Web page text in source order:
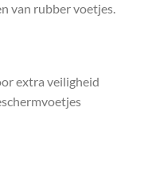
van rubber voetjes.
extra veiligheid